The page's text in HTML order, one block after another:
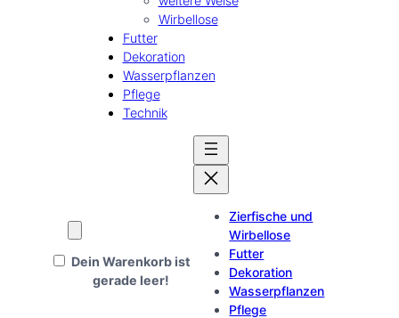
Wirbellose
Futter
Dekoration
Wasserpflanzen
Pflege
Technik
Dein Warenkorb ist
gerade leer!
Zierfische und
Wirbellose
Futter
Dekoration
Wasserpflanzen
Pflege